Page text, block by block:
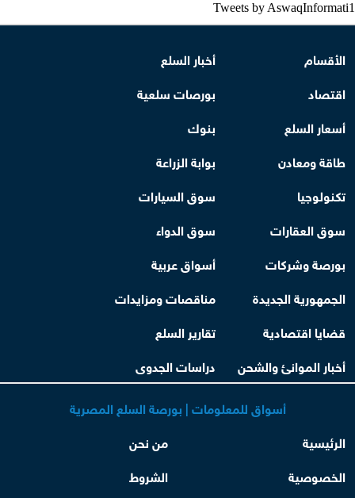
Tweets by AswaqInformati1
الأقسام
أخبار السلع
اقتصاد
بورصات سلعية
أسعار السلع
بنوك
طاقة ومعادن
بوابة الزراعة
تكنولوجيا
سوق السيارات
سوق العقارات
سوق الدواء
بورصة وشركات
أسواق عربية
الجمهورية الجديدة
مناقصات ومزايدات
قضايا اقتصادية
تقارير السلع
أخبار الموانئ والشحن
دراسات الجدوى
أسواق للمعلومات | بورصة السلع المصرية
الرئيسية
من نحن
الخصوصية
الشروط